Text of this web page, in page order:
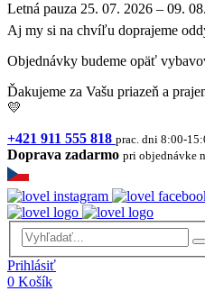
Letná pauza 25. 07. 2026 – 09.
Aj my si na chvíľu doprajeme
Objednávky budeme opäť
Ďakujeme za Vašu priazeň a
💛
+421 911 555 818 prac. dni 8:00-
Doprava zadarmo pri objednávke
Prihlásiť
0 Košík